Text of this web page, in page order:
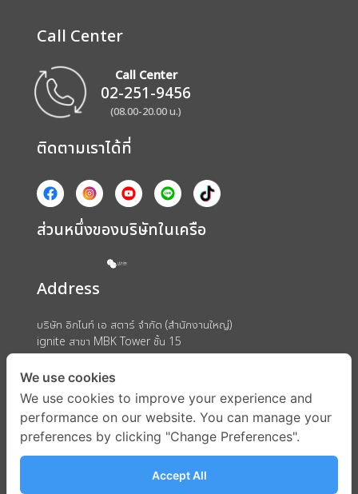
Call Center
Call Center
02-251-9456
(08.00-20.00 น.)
ติดตามเราได้ที่
ส่วนหนึ่งของบริษัทในเครือ
Address
บริษัท อิกไนท์ เอ สตาร์ จำกัด (สำนักงานใหญ่)
ignite สาขา MBK Tower ชั้น 15
ถนนพญาไท แขวงวังใหม่ เขตปทุมวัน กรุงเทพมหานคร 10330
We use cookies
We use cookies to improve your experience and
performance on our website. You can manage your
preferences by clicking "Change Preferences".
Accept All